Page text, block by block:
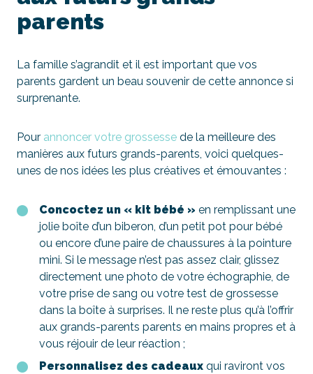
parents
La famille s’agrandit et il est important que vos
parents gardent un beau souvenir de cette annonce si
surprenante.
Pour annoncer votre grossesse de la meilleure des
manières aux futurs grands-parents, voici quelques-
unes de nos idées les plus créatives et émouvantes :
Concoctez un « kit bébé » en remplissant une
jolie boîte d’un biberon, d’un petit pot pour bébé
ou encore d’une paire de chaussures à la pointure
mini. Si le message n’est pas assez clair, glissez
directement une photo de votre échographie, de
votre prise de sang ou votre test de grossesse
dans la boîte à surprises. Il ne reste plus qu’à l’offrir
aux grands-parents parents en mains propres et à
vous réjouir de leur réaction ;
Personnalisez des cadeaux qui raviront vos